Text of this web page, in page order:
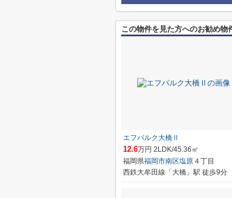
この物件を見た方へのお勧め物
エフパルク大橋Ⅱ
12.6万円 2LDK/45.36㎡
福岡県福岡市南区塩原４丁目
西鉄大牟田線「大橋」駅 徒歩9分